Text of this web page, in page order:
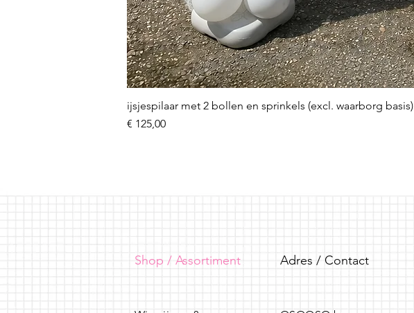
ijsjespilaar met 2 bollen en sprinkels (excl. waarborg basis)
Prijs
€ 125,00
Shop / Assortiment Adres / Contact